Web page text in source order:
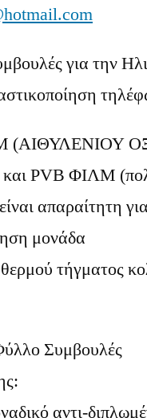
για την
(ΑΙΘΥΛΕΝΙΟΥ
PVB ΦΙΛΜ
απαραίτητη
μονάδα
τήγματος
Συμβουλές
αντι-